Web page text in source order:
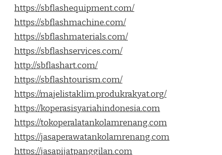
https://sbflashequipment.com/
https://sbflashmachine.com/
https://sbflashmaterials.com/
https://sbflashservices.com/
http://sbflashart.com/
https://sbflashtourism.com/
https://majelistaklim.produkrakyat.org/
https://koperasisyariahindonesia.com
https://tokoperalatankolamrenang.com
https://jasaperawatankolamrenang.com
https://jasapijatpanggilan.com